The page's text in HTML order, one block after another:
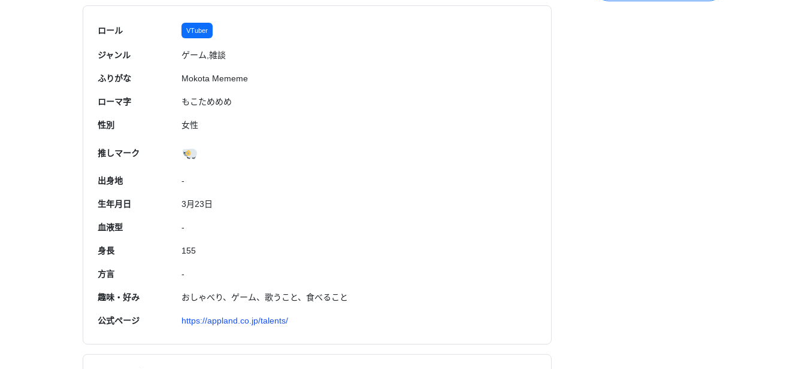
ロール VTuber
ジャンル ゲーム,雑談
ふりがな Mokota Mememe
ローマ字 もこためめめ
性別 女性
推しマーク
出身地 -
生年月日 3月23日
血液型 -
身長 155
方言 -
趣味・好み おしゃべり、ゲーム、歌うこと、食べること
公式ページ https://appland.co.jp/talents/